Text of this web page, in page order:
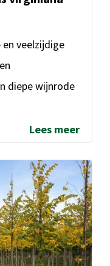
veelzijdige
diepe wijnrode
Lees meer